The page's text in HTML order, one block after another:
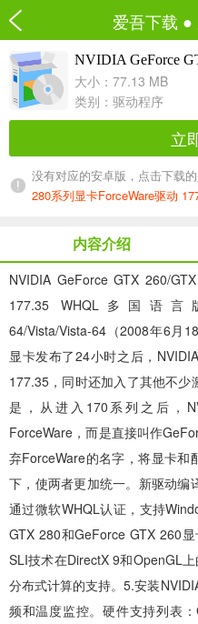
爱吾下载 ●
NVIDIA GeForce
ForceWare驱动
For Vista-64
大小：77.13 MB
类别： 驱动程序
立
没有对应的安卓版，点击下载的
280系列显卡ForceWare驱动
内容介绍
NVIDIA GeForce GTX 260/
177.35 WHQL多国语言版
64/Vista/Vista-64（2008年6月
显卡发布了24小时之后，
177.35，同时还加入了其他不
是，从进入170系列之后，
ForceWare，而是直接叫作
弃ForceWare的名字，将显卡
下，使两者更加统一。新驱动编
通过微软WHQL认证，支持
GTX 280和GeForce GTX 260
SLI技术在DirectX 9和OpenGL
分布式计算的支持。5.安装
频和温度监控。硬件支持列表